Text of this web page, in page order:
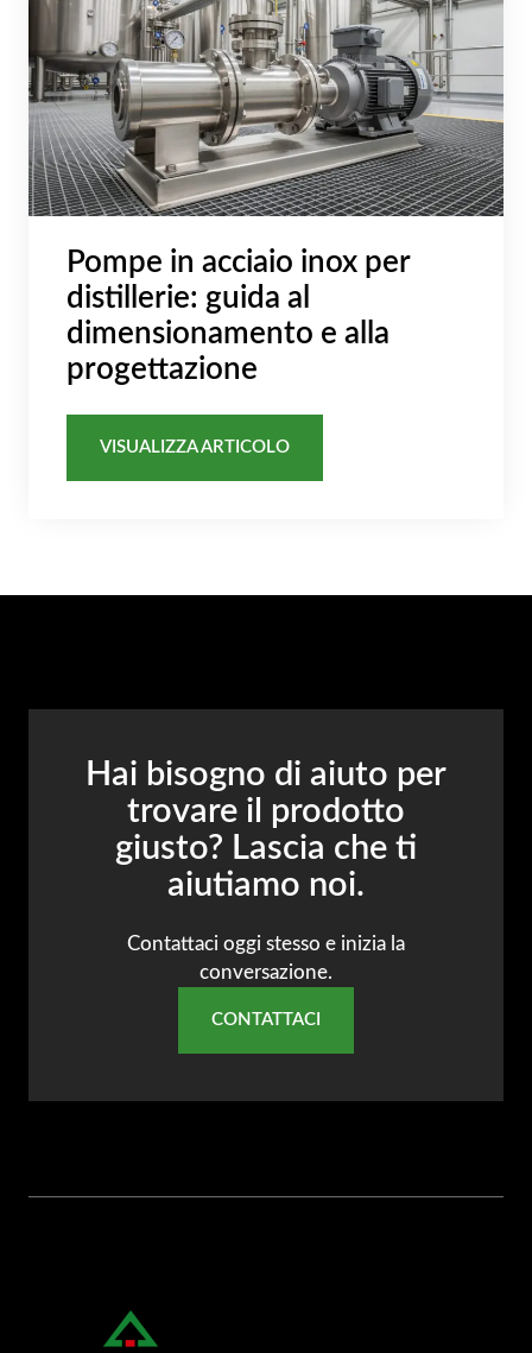
Pompe in acciaio inox per
distillerie: guida al
dimensionamento e alla
progettazione
VISUALIZZA ARTICOLO
Hai bisogno di aiuto per
trovare il prodotto
giusto? Lascia che ti
aiutiamo noi.
Contattaci oggi stesso e inizia la
conversazione.
CONTATTACI